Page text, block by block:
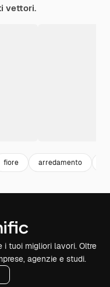
vettori.
fiore arredamento
i tuoi migliori lavori. Oltre
agenzie e studi.